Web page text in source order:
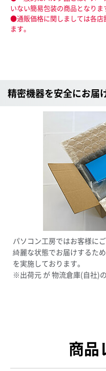
いない簡易包装の商品となりま
●通販価格に関しましては各店
ます。
精密機器を安全にお届
パソコン工房ではお客様に
綺麗な状態でお届けするため
を実施しております。
※出荷元 が 物流倉庫(自社)
商品